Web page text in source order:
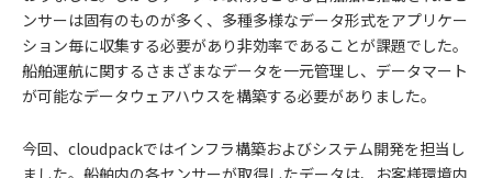
ンサーは固有のものが多く、多種多様なデータ形式をアプリケー
ション毎に収集する必要があり非効率であることが課題でした。
船舶運航に関するさまざまなデータを一元管理し、データマート
が可能なデータウェアハウスを構築する必要がありました。
今回、cloudpackではインフラ構築およびシステム開発を担当し
ました。船舶内の各センサーが取得したデータは、お客様環境内